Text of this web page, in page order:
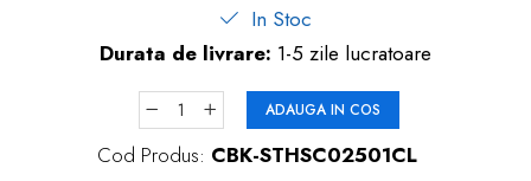
In Stoc
Durata de livrare: 1-5 zile lucratoare
ADAUGA IN COS
Cod Produs: CBK-STHSC02501CL